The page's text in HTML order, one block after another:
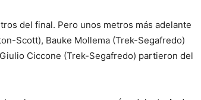
del final. Pero unos metros más adelante
Scott), Bauke Mollema (Trek-Segafredo)
Ciccone (Trek-Segafredo) partieron del